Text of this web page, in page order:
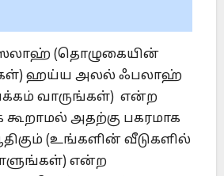
(தொழுகையின்
ஹய்ய அலல் ஃபலாஹ்
வாருங்கள்) என்ற
அதற்கு பகரமாக
(உங்களின் வீடுகளில்
என்ற